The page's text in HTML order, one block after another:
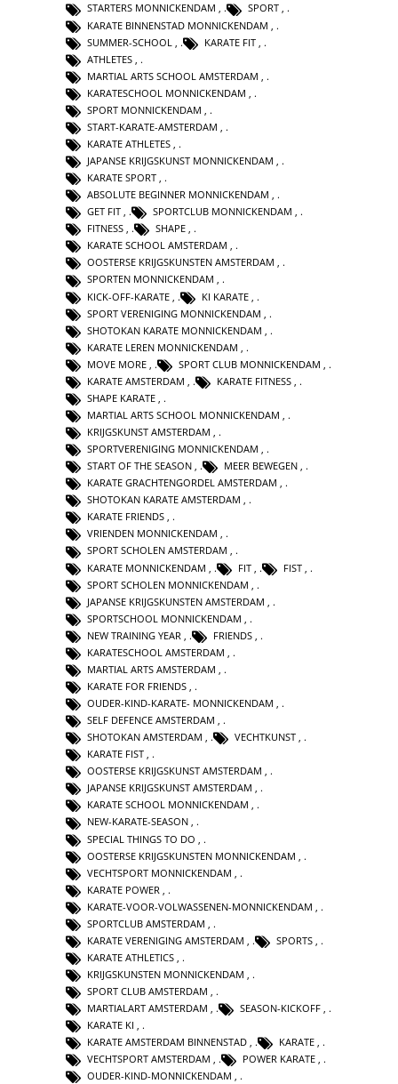
STARTERS MONNICKENDAM , SPORT ,
KARATE BINNENSTAD MONNICKENDAM
SUMMER-SCHOOL
KARATE FIT
ATHLETES
MARTIAL ARTS SCHOOL AMSTERDAM
KARATESCHOOL MONNICKENDAM
SPORT MONNICKENDAM
START-KARATE-AMSTERDAM
KARATE ATHLETES
JAPANSE KRIJGSKUNST MONNICKENDAM ,
KARATE SPORT ,
ABSOLUTE BEGINNER MONNICKENDAM ,
GET FIT , SPORTCLUB MONNICKENDAM ,
FITNESS , SHAPE ,
KARATE SCHOOL AMSTERDAM ,
OOSTERSE KRIJGSKUNSTEN AMSTERDAM ,
SPORTEN MONNICKENDAM ,
KICK-OFF-KARATE
KI KARATE
SPORT VERENIGING MONNICKENDAM
SHOTOKAN KARATE MONNICKENDAM
KARATE LEREN MONNICKENDAM
MOVE MORE
SPORT CLUB MONNICKENDAM
KARATE AMSTERDAM
KARATE FITNESS
SHAPE KARATE
MARTIAL ARTS SCHOOL MONNICKENDAM
KRIJGSKUNST AMSTERDAM ,
SPORTVERENIGING MONNICKENDAM ,
START OF THE SEASON , MEER BEWEGEN ,
KARATE GRACHTENGORDEL AMSTERDAM ,
SHOTOKAN KARATE AMSTERDAM ,
KARATE FRIENDS ,
VRIENDEN MONNICKENDAM ,
SPORT SCHOLEN AMSTERDAM ,
KARATE MONNICKENDAM
FIT FIST
SPORT SCHOLEN MONNICKENDAM
JAPANSE KRIJGSKUNSTEN AMSTERDAM
SPORTSCHOOL MONNICKENDAM
NEW TRAINING YEAR
FRIENDS
KARATESCHOOL AMSTERDAM
MARTIAL ARTS AMSTERDAM
KARATE FOR FRIENDS
OUDER-KIND-KARATE- MONNICKENDAM ,
SELF DEFENCE AMSTERDAM ,
SHOTOKAN AMSTERDAM , VECHTKUNST ,
KARATE FIST ,
OOSTERSE KRIJGSKUNST AMSTERDAM ,
JAPANSE KRIJGSKUNST AMSTERDAM ,
KARATE SCHOOL MONNICKENDAM ,
NEW-KARATE-SEASON ,
SPECIAL THINGS TO DO
OOSTERSE KRIJGSKUNSTEN MONNICKENDAM
VECHTSPORT MONNICKENDAM
KARATE POWER
KARATE-VOOR-VOLWASSENEN-MONNICKENDAM
SPORTCLUB AMSTERDAM
KARATE VERENIGING AMSTERDAM
SPORTS
KARATE ATHLETICS
KRIJGSKUNSTEN MONNICKENDAM ,
SPORT CLUB AMSTERDAM ,
MARTIALART AMSTERDAM , SEASON-KICKOFF ,
KARATE KI ,
KARATE AMSTERDAM BINNENSTAD , KARATE ,
VECHTSPORT AMSTERDAM , POWER KARATE ,
OUDER-KIND-MONNICKENDAM ,